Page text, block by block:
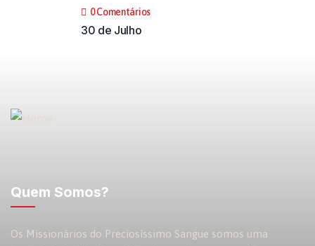
0 Comentários
30 de Julho
Quem Somos?
Os Missionários do Preciosíssimo Sangue somos uma